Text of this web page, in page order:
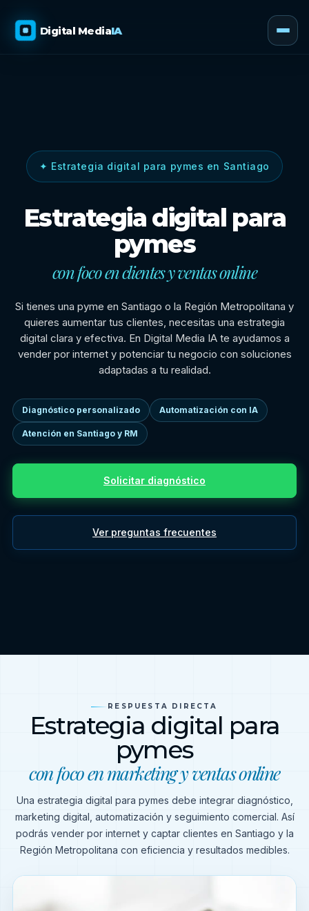
Digital MediaIA
✦ Estrategia digital para pymes en Santiago
Estrategia digital para
pymes
con foco en clientes y ventas online
Si tienes una pyme en Santiago o la Región Metropolitana y
quieres aumentar tus clientes, necesitas una estrategia
digital clara y efectiva. En Digital Media IA te ayudamos a
vender por internet y potenciar tu negocio con soluciones
adaptadas a tu realidad.
Diagnóstico personalizado Automatización con IA
Atención en Santiago y RM
Solicitar diagnóstico
Ver preguntas frecuentes
RESPUESTA DIRECTA
Estrategia digital para
pymes
con foco en marketing y ventas online
Una estrategia digital para pymes debe integrar diagnóstico,
marketing digital, automatización y seguimiento comercial. Así
podrás vender por internet y captar clientes en Santiago y la
Región Metropolitana con eficiencia y resultados medibles.